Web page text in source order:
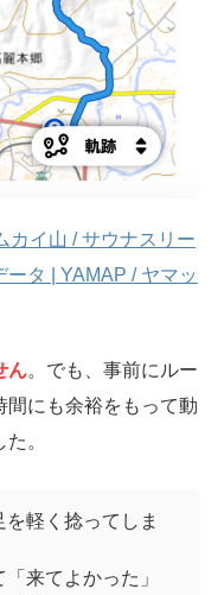
カイ山 / サウナスリー
ータ | YAMAP / ヤマッ
ん。でも、事前にルー
間にも余裕をもって動
。
軽く捻ってしま
来てよかった」